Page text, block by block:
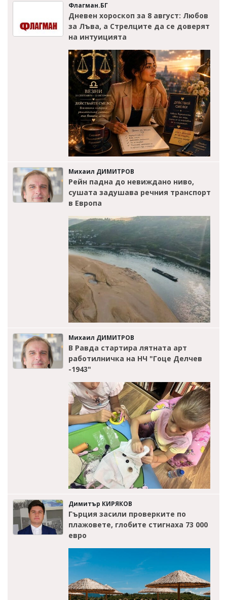
Флагман.БГ
Дневен хороскоп за 8 август: Любов
за Лъва, а Стрелците да се доверят
на интуицията
Михаил ДИМИТРОВ
Рейн падна до невиждано ниво,
сушата задушава речния транспорт
в Европа
Михаил ДИМИТРОВ
В Равда стартира лятната арт
работилничка на НЧ "Гоце Делчев
-1943"
Димитър КИРЯКОВ
Гърция засили проверките по
плажовете, глобите стигнаха 73 000
евро